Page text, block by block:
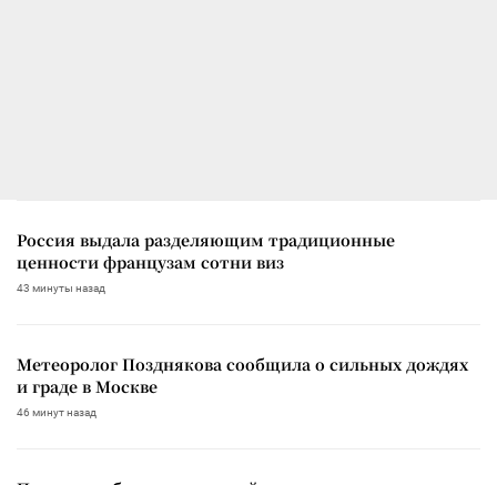
Россия выдала разделяющим традиционные
ценности французам сотни виз
43 минуты назад
Метеоролог Позднякова сообщила о сильных дождях
и граде в Москве
46 минут назад